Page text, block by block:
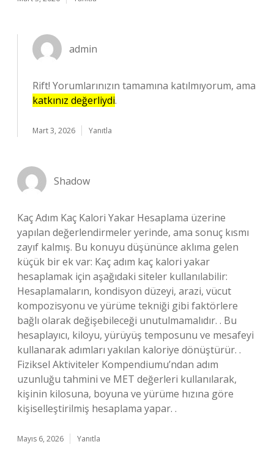
admin
Rift! Yorumlarınızın tamamına katılmıyorum, ama
katkınız değerliydi.
Mart 3, 2026 Yanıtla
Shadow
Kaç Adım Kaç Kalori Yakar Hesaplama üzerine
yapılan değerlendirmeler yerinde, ama sonuç kısmı
zayıf kalmış. Bu konuyu düşününce aklıma gelen
küçük bir ek var: Kaç adım kaç kalori yakar
hesaplamak için aşağıdaki siteler kullanılabilir:
Hesaplamaların, kondisyon düzeyi, arazi, vücut
kompozisyonu ve yürüme tekniği gibi faktörlere
bağlı olarak değişebileceği unutulmamalıdır. . Bu
hesaplayıcı, kiloyu, yürüyüş temposunu ve mesafeyi
kullanarak adımları yakılan kaloriye dönüştürür. .
Fiziksel Aktiviteler Kompendiumu’ndan adım
uzunluğu tahmini ve MET değerleri kullanılarak,
kişinin kilosuna, boyuna ve yürüme hızına göre
kişiselleştirilmiş hesaplama yapar. .
Mayıs 6, 2026 Yanıtla